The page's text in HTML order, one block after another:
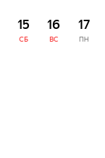
15
СБ
16
ВС
17
ПН